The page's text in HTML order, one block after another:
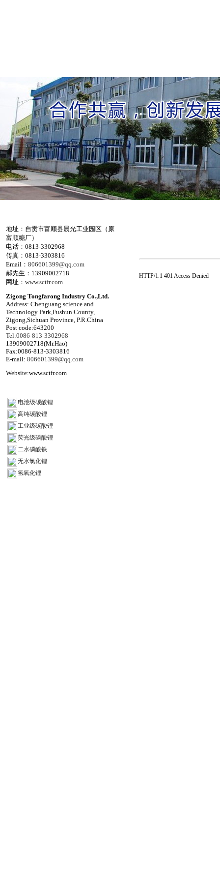
地址：自贡市富顺县晨光工业园区（原
富顺糖厂）
电话：0813-3302968
传真：0813-3303816
Email：806601399@qq.com
郝先生：13909002718
网址：www.sctfr.com
Zigong Tongfarong Industry Co.,Ltd.
Address: Chenguang science and
Technology Park,Fushun County,
Zigong,Sichuan Province, P.R.China
Post code:643200
Tel:0086-813-3302968
13909002718(Mr.Hao)
Fax:0086-813-3303816
E-mail:806601399@qq.com
Website:www.sctfr.com
电池级碳酸锂
高纯碳酸锂
工业级碳酸锂
荧光级磷酸锂
二水磷酸铁
无水氯化锂
氢氧化锂
HTTP/1.1 401 Access Denied